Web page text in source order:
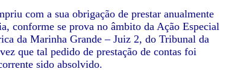
com a sua obrigação de prestar anualmente
conforme se prova no âmbito da Ação Especial
da Marinha Grande – Juiz 2, do Tribunal da
que tal pedido de prestação de contas foi
sido absolvido.